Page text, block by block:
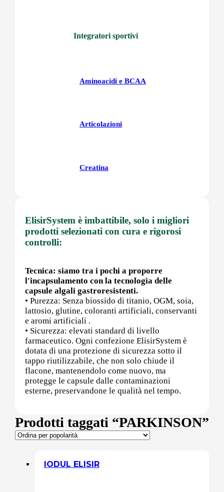
Integratori sportivi
Aminoacidi e BCAA
Articolazioni
Creatina
Post (PCT)
Post Workout
Pre-Workout
Prostata
ElisirSystem è imbattibile, solo i migliori
prodotti selezionati con cura e rigorosi
controlli:
Tecnica: siamo tra i pochi a proporre
l'incapsulamento con la tecnologia delle
capsule algali gastroresistenti.
• Purezza: Senza biossido di titanio, OGM, soia,
lattosio, glutine, coloranti artificiali, conservanti
e aromi artificiali .
• Sicurezza: elevati standard di livello
farmaceutico. Ogni confezione ElisirSystem è
dotata di una protezione di sicurezza sotto il
tappo riutilizzabile, che non solo chiude il
flacone, mantenendolo come nuovo, ma
protegge le capsule dalle contaminazioni
esterne, preservandone le qualità nel tempo.
Prodotti taggati “PARKINSON”
IODUL ELISIR